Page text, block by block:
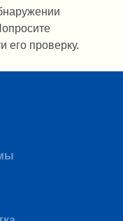
его проверку.